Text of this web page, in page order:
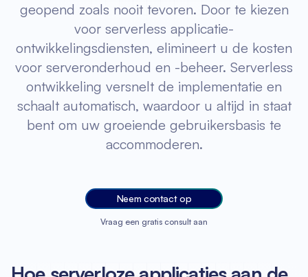
geopend zoals nooit tevoren. Door te kiezen
voor serverless applicatie-
ontwikkelingsdiensten, elimineert u de kosten
voor serveronderhoud en -beheer. Serverless
ontwikkeling versnelt de implementatie en
schaalt automatisch, waardoor u altijd in staat
bent om uw groeiende gebruikersbasis te
accommoderen.
Neem contact op
Vraag een gratis consult aan